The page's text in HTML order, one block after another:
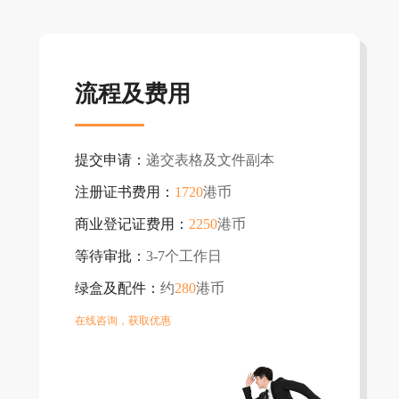
流程及费用
提交申请： 递交表格及文件副本
注册证书费用： 1720港币
商业登记证费用： 2250港币
等待审批： 3-7个工作日
绿盒及配件： 约280港币
在线咨询，获取优惠